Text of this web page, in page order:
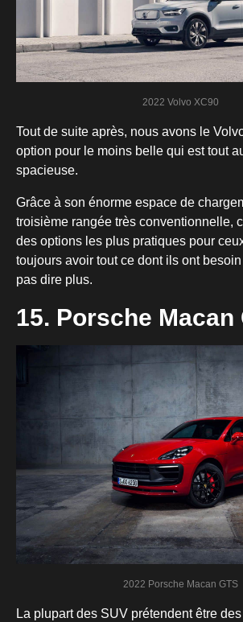
2022 Volvo XC90
Tout de suite après, nous avons le
option pour le moins belle qui est tout
spacieuse.
Grâce à son énorme espace de
troisième rangée très conventionnelle,
des options les plus pratiques pour
toujours avoir tout ce dont ils ont
pas dire plus.
15. Porsche Macan
2022 Porsche Macan GTS
La plupart des SUV prétendent être